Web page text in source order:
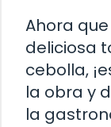
Ahora
deliciosa
cebolla,
la obra y
la